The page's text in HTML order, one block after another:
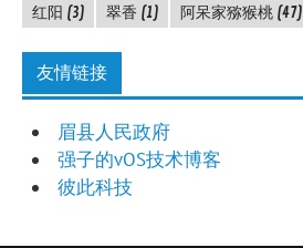
红阳 (3) 翠香 (1) 阿呆家猕猴桃(47)
友情链接
眉县人民政府
强子的vOS技术博客
彼此科技